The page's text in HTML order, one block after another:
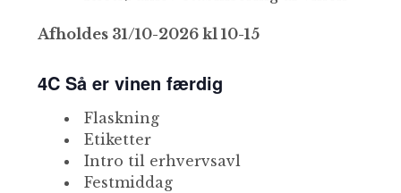
Afholdes 31/10-2026 kl 10-15
4C Så er vinen færdig
Flaskning
Etiketter
Intro til erhvervsavl
Festmiddag